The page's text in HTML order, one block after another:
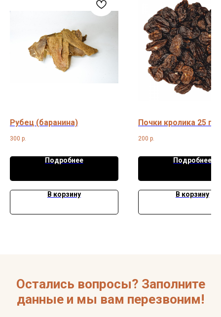
Рубец (баранина)
300 р.
Подробнее
В корзину
Почки кролика 25 гр
200 р.
Подробнее
В корзину
Остались вопросы? Заполните
данные и мы вам перезвоним!